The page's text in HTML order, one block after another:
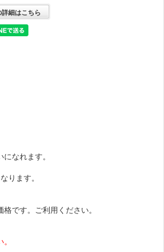
細はこちら
なれます。
ります。
です。ご利用ください。